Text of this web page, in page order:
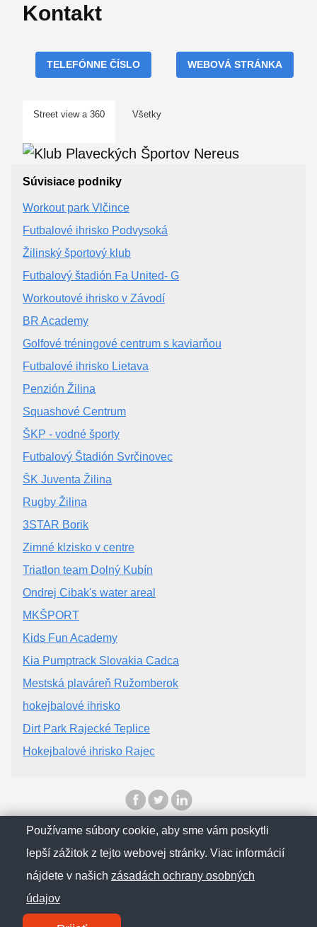
Kontakt
TELEFÓNNE ČÍSLO WEBOVÁ STRÁNKA
Street view a 360 Všetky
Súvisiace podniky
Workout park Vlčince
Futbalové ihrisko Podvysoká
Žilinský športový klub
Futbalový štadión Fa United- G
Workoutové ihrisko v Závodí
BR Academy
Golfové tréningové centrum s kaviarňou
Futbalové ihrisko Lietava
Penzión Žilina
Squashové Centrum
ŠKP - vodné športy
Futbalový Štadión Svrčinovec
ŠK Juventa Žilina
Rugby Žilina
3STAR Borik
Zimné klzisko v centre
Triatlon team Dolný Kubín
Ondrej Cibak's water areal
MKŠPORT
Kids Fun Academy
Kia Pumptrack Slovakia Cadca
Mestská plaváreň Ružomberok
hokejbalové ihrisko
Dirt Park Rajecké Teplice
Hokejbalové ihrisko Rajec
© SlovenskObcan 2025
Zásady ochrany osobných údajov
Používame súbory cookie, aby sme vám poskytli
lepší zážitok z tejto webovej stránky. Viac informácií
nájdete v našich zásadách ochrany osobných
údajov